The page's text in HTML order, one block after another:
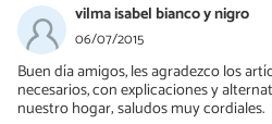
vilma isabel bianco y nigro
06/07/2015
Buen día amigos, les agradezco los
necesarios, con explicaciones y
nuestro hogar; saludos muy cordiales.